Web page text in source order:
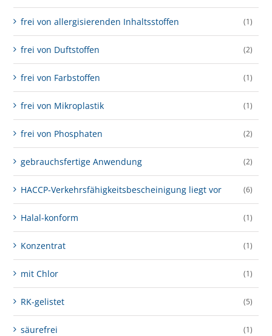
frei von allergisierenden Inhaltsstoffen (1)
frei von Duftstoffen (2)
frei von Farbstoffen (1)
frei von Mikroplastik (1)
frei von Phosphaten (2)
gebrauchsfertige Anwendung (2)
HACCP-Verkehrs­­fähig­keits­­beschei­nigung liegt vor (6)
Halal-konform (1)
Konzentrat (1)
mit Chlor (1)
RK-gelistet (5)
säurefrei (1)